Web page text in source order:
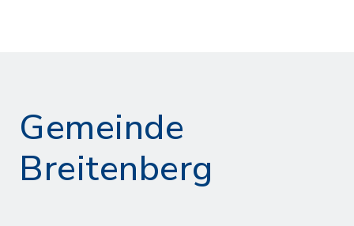
Gemeinde
Breitenberg